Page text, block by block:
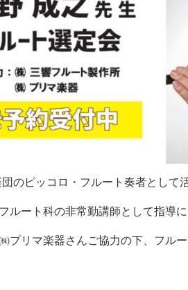
のピッコロ・フルート奏者として活
ルート科の非常勤講師として指導
プリマ楽器さんご協力の下、フルー